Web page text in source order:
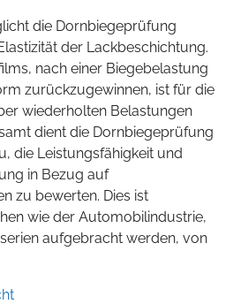
die Dornbiegeprüfung
der Lackbeschichtung.
nach einer Biegebelastung
zurückzugewinnen, ist für die
wiederholten Belastungen
dient die Dornbiegeprüfung
die Leistungsfähigkeit und
in Bezug auf
zu bewerten. Dies ist
wie der Automobilindustrie,
aufgebracht werden, von